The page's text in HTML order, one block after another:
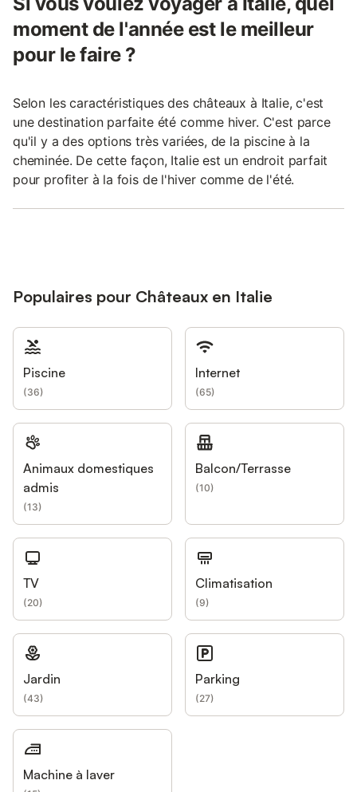
moment de l'année est le meilleur
pour le faire ?
Selon les caractéristiques des châteaux à Italie, c'est
une destination parfaite été comme hiver. C'est parce
qu'il y a des options très variées, de la piscine à la
cheminée. De cette façon, Italie est un endroit parfait
pour profiter à la fois de l'hiver comme de l'été.
Populaires pour Châteaux en Italie
Piscine
(36)
Internet
(65)
Animaux domestiques
admis
(13)
Balcon/Terrasse
(10)
TV
(20)
Climatisation
(9)
Jardin
(43)
Parking
(27)
Machine à laver